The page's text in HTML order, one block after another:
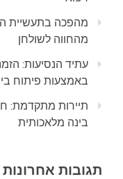
מהפכה בתעשיית
מהחווה לשולחן
עתיד הנסיעות:
באמצעות פיתוח
תיירות מתקדמת:
בינה מלאכותית
תגובות אחרונות